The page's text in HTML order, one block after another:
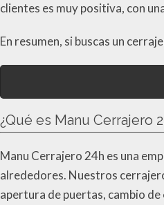
clientes es muy positiva, con
En resumen, si buscas un
¿Qué es Manu Cerrajero
Manu Cerrajero 24h es una
alrededores. Nuestros
apertura de puertas, cambio